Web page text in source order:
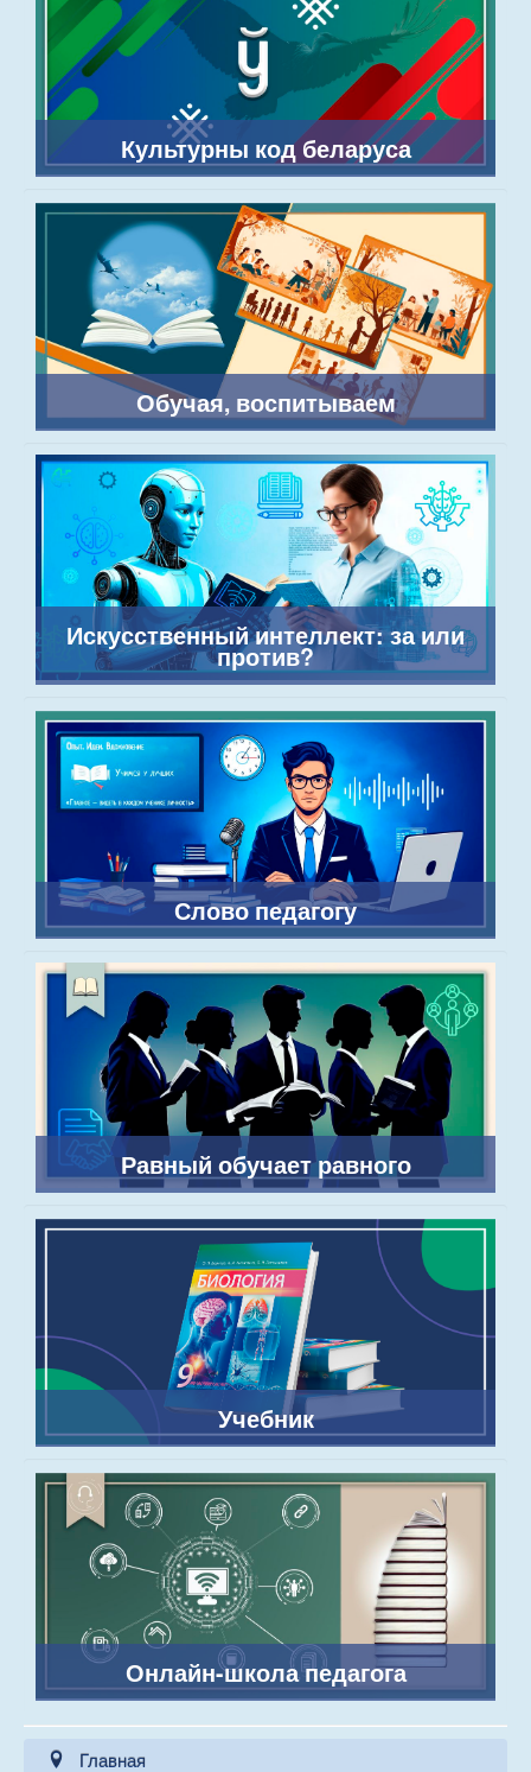
Культурны код беларуса
Обучая, воспитываем
Искусственный интеллект: за или
против?
Слово педагогу
Равный обучает равного
Учебник
Онлайн-школа педагога
Главная